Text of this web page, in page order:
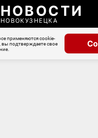
НОВОСТИ
НОВОКУЗНЕЦКА
применяются cookie-
вы подтверждаете свое